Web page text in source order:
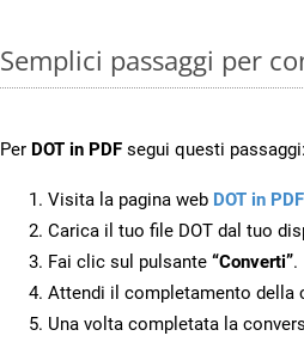
Semplici passaggi per
Per DOT in PDF segui questi passaggi:
Visita la pagina web DOT in PDF
Carica il tuo file DOT dal tuo
Fai clic sul pulsante “Converti”.
Attendi il completamento della
Una volta completata la